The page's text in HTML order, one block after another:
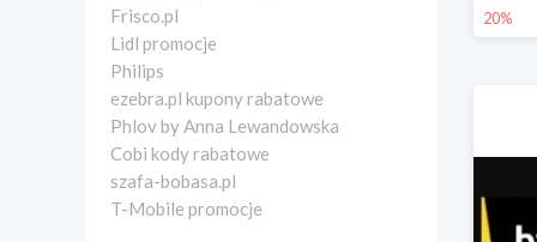
Frisco.pl
Lidl promocje
Philips
ezebra.pl kupony rabatowe
Phlov by Anna Lewandowska
Cobi kody rabatowe
szafa-bobasa.pl
T-Mobile promocje
20%